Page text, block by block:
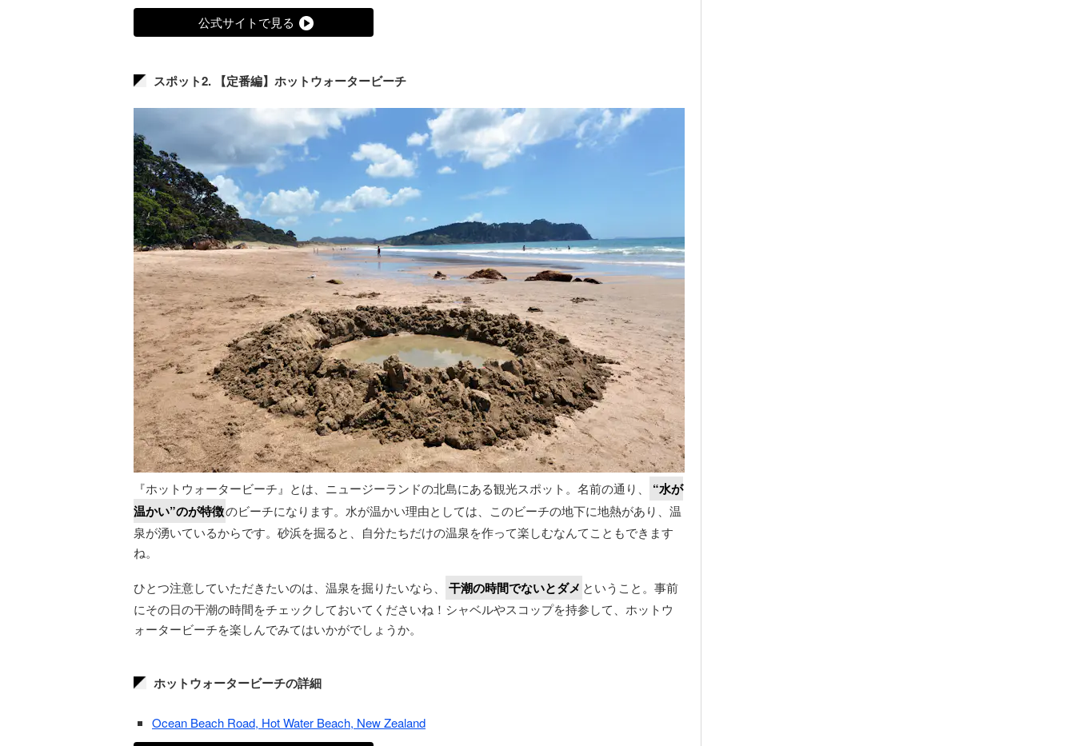
公式サイトで見る
スポット2. 【定番編】ホットウォータービーチ
『ホットウォータービーチ』とは、ニュージーランドの北島にある観光スポット。名前の通り、
“水が
温かい”のが特徴のビーチになります。水が温かい理由としては、このビーチの地下に地熱があり、温
泉が湧いているからです。砂浜を掘ると、自分たちだけの温泉を作って楽しむなんてこともできます
ね。
ひとつ注意していただきたいのは、温泉を掘りたいなら、 干潮の時間でないとダメ ということ。事前
にその日の干潮の時間をチェックしておいてくださいね！シャベルやスコップを持参して、ホットウ
ォータービーチを楽しんでみてはいかがでしょうか。
ホットウォータービーチの詳細
Ocean Beach Road, Hot Water Beach, New Zealand